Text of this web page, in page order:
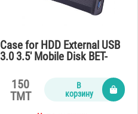
Case for HDD External USB
3.0 3.5′ Mobile Disk BET-
150
TMT
В
корзину